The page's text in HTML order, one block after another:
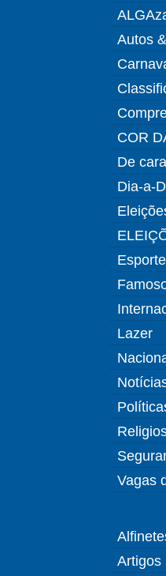
Autos
COR
De
Dia-a-
Lazer
Vagas
Artigos